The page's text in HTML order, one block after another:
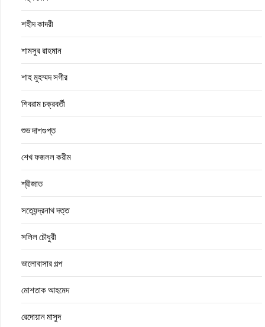
শহীদ কাদরী
শামসুর রাহমান
শাহ মুহম্মদ সগীর
শিবরাম চক্রবর্তী
শুভ দাশগুপ্ত
শেখ ফজলল করীম
শ্রীজাত
সত্যেন্দ্রনাথ দত্ত
সলিল চৌধুরী
ভালোবাসার গল্প
মোশতাক আহমেদ
রেদোয়ান মাসুদ